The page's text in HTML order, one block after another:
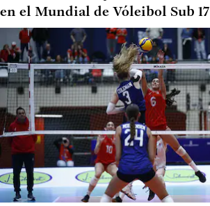
en el Mundial de Vóleibol Sub 17